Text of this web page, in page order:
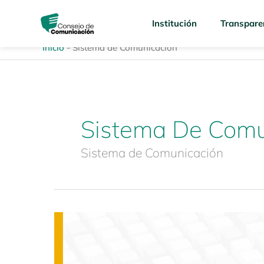
Institución
Inicio - Sistema de Comunicación
Sistema De
Sistema de Comunicación